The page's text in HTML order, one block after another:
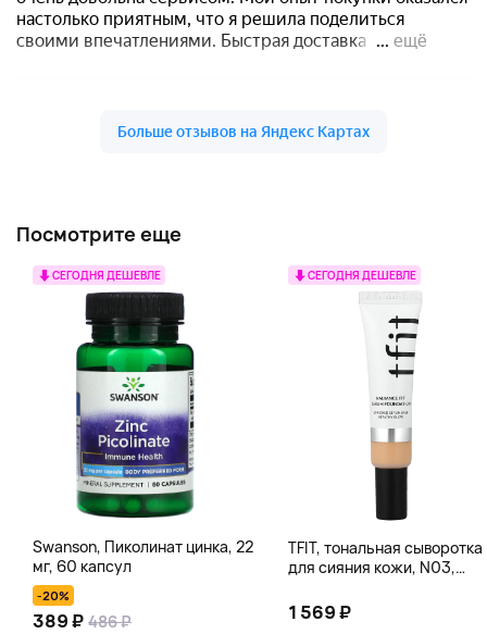
Посмотрите еще
СЕГОДНЯ ДЕШЕВЛЕ
Swanson, Пиколинат цинка, 22
мг, 60 капсул
-20%
389 ₽ 486 ₽
СЕГОДНЯ ДЕШЕВЛЕ
TFIT, тональная сыворотка
для сияния кожи, N03,
1 569 ₽